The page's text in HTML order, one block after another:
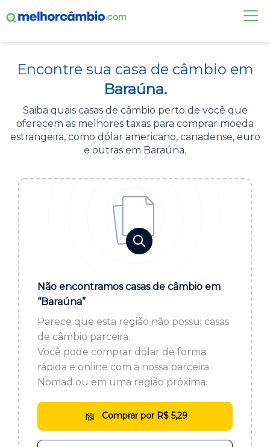
CASAS DE CÂMBIO
DÓLAR HOJE
ALERTA DE CÂMBIO
Acesse sua conta:
BROKER DE OFERTAS
ou cadastre-se se ainda não tem registro:
Encontre sua casa de câmbio em
Baraúna.
Saiba quais casas de câmbio perto de você que
oferecem as melhores taxas para comprar moeda
estrangeira, como dólar americano, canadense, euro
e outras em Baraúna.
Não encontramos casas de câmbio em
“Baraúna”
Parece que esta região não possui casas
de câmbio parceira.
Você pode comprar dólar de forma
rápida e online com a nossa parceira
Nomad ou em uma região próxima.
Comprar por R$ 5,29